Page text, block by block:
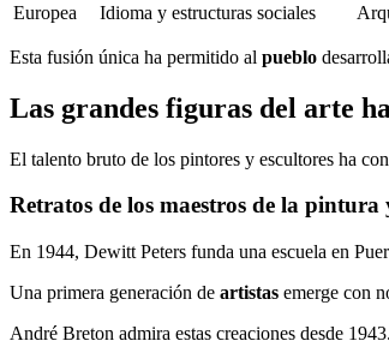
Europea
Idioma y estructuras sociales
Esta fusión única ha permitido al pueblo
Las grandes figuras del arte
El talento bruto de los pintores y escultores ha
Retratos de los maestros de la pintura
En 1944, Dewitt Peters funda una escuela en
Una primera generación de artistas emerge con
André Breton admira estas creaciones desde